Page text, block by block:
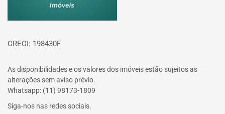
CRECI: 198430F
As disponibilidades e os valores dos imóveis estão sujeitos as
alterações sem aviso prévio.
Whatsapp: (11) 98173-1809
Siga-nos nas redes sociais.